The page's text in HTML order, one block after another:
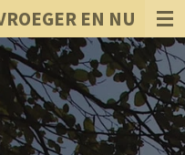
EN NU